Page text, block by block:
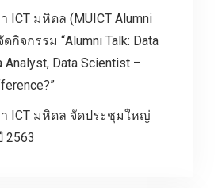
ICT มหิดล (MUICT Alumni
กิจกรรม “Alumni Talk: Data
Analyst, Data Scientist –
ICT มหิดล จัดประชุมใหญ่
2563